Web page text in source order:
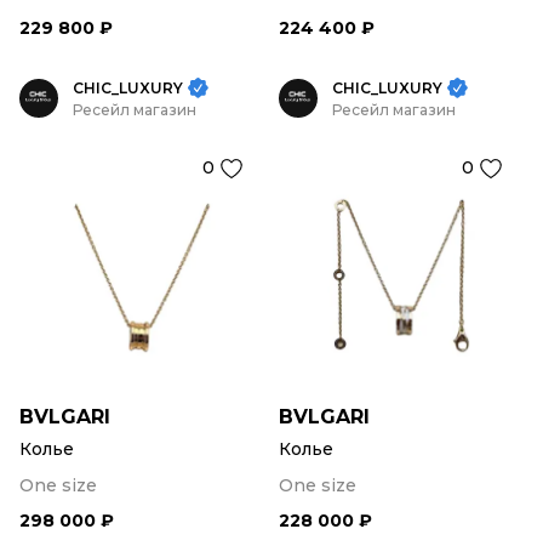
229 800 ₽
224 400 ₽
CHIC_LUXURY
Ресейл магазин
0
BVLGARI
Колье
One size
298 000 ₽
CHIC_LUXURY
Ресейл магазин
0
BVLGARI
Колье
One size
228 000 ₽